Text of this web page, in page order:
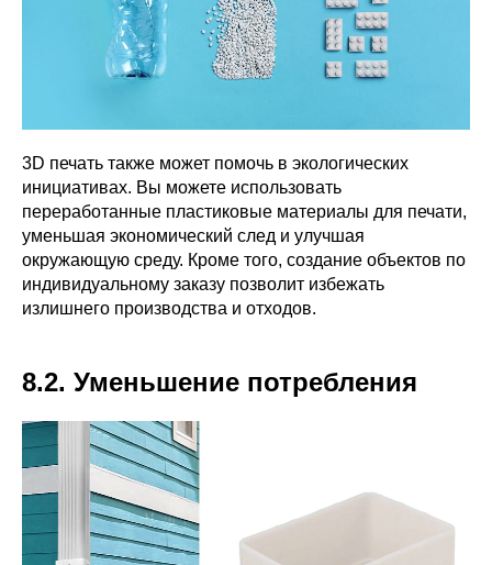
3D печать также может помочь в экологических
инициативах. Вы можете использовать
переработанные пластиковые материалы для печати,
уменьшая экономический след и улучшая
окружающую среду. Кроме того, создание объектов по
индивидуальному заказу позволит избежать
излишнего производства и отходов.
8.2. Уменьшение потребления